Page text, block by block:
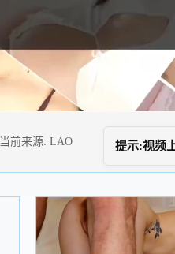
当前来源: LAO 提示:视频